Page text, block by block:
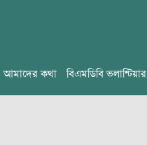
আমাদের কথা বিএমডিবি ভলান্টিয়ার